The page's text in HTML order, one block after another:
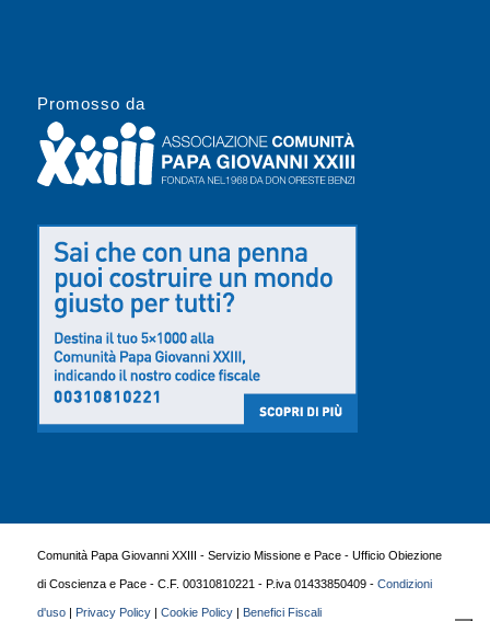
Promosso da
Comunità Papa Giovanni XXIII - Servizio Missione e Pace - Ufficio Obiezione
di Coscienza e Pace - C.F. 00310810221 - P.iva 01433850409 - Condizioni
d'uso| Privacy Policy| Cookie Policy| Benefici Fiscali